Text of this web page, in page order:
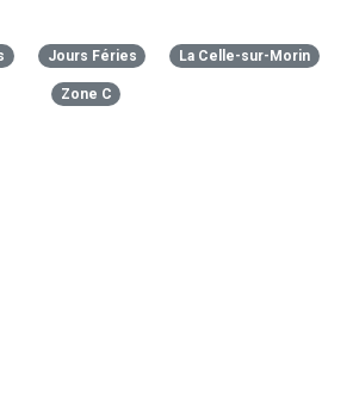
Jours Féries La Celle-sur-Morin
Zone C